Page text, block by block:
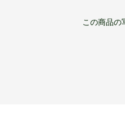
この商品の